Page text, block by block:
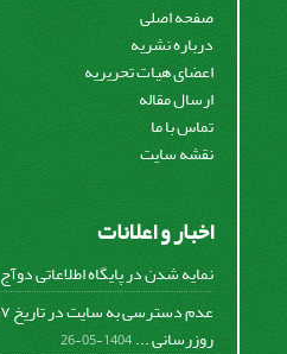
صفحه اصلی
درباره نشریه
اعضای هیات تحریریه
ارسال مقاله
تماس با ما
نقشه سایت
اخبار و اعلانات
نمایه شدن در پایگاه اطلاعاتی دوآج
روزرسانی ...1404-05-26